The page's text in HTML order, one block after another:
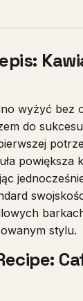
wyżyć bez
do
powiększa
stylu.